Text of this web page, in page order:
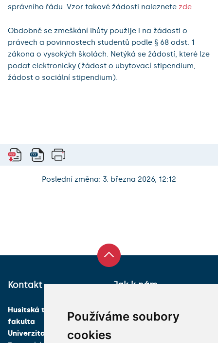
Používáme soubory
cookies
správního řádu. Vzor takové žádosti naleznete zde
Obdobně se zmeškání lhůty použije i na žádosti o
právech a povinnostech studentů podle § 68 odst. 1
zákona o vysokých školách. Netýká se žádostí, které lze
podat elektronicky (žádost o ubytovací stipendium,
žádost o sociální stipendium).
Poslední změna: 3. března 2026, 12:12
Kontakt
Husitská teologická
fakulta
Univerzita Karlova
Jak k nám